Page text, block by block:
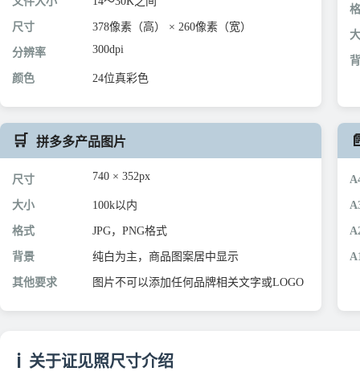
尺寸 378像素（高） × 260像素（宽）
分辨率 300dpi
颜色 24位真彩色
🛒 拼多多产品图片
尺寸 740 × 352px
大小 100k以内
格式 JPG，PNG格式
背景 纯白为主，商品图案居中显示
其他要求 图片不可以添加任何品牌相关文字或LOGO
ℹ️ 关于证见照尺寸介绍